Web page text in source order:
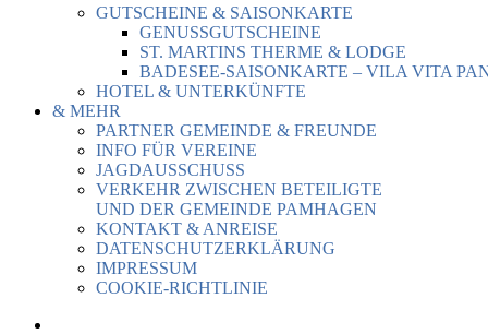
GUTSCHEINE & SAISONKARTE
GENUSSGUTSCHEINE
ST. MARTINS THERME & LODGE
BADESEE-SAISONKARTE – VILA VITA
HOTEL & UNTERKÜNFTE
& MEHR
PARTNER GEMEINDE & FREUNDE
INFO FÜR VEREINE
JAGDAUSSCHUSS
VERKEHR ZWISCHEN BETEILIGTE
UND DER GEMEINDE PAMHAGEN
KONTAKT & ANREISE
DATENSCHUTZERKLÄRUNG
IMPRESSUM
COOKIE-RICHTLINIE